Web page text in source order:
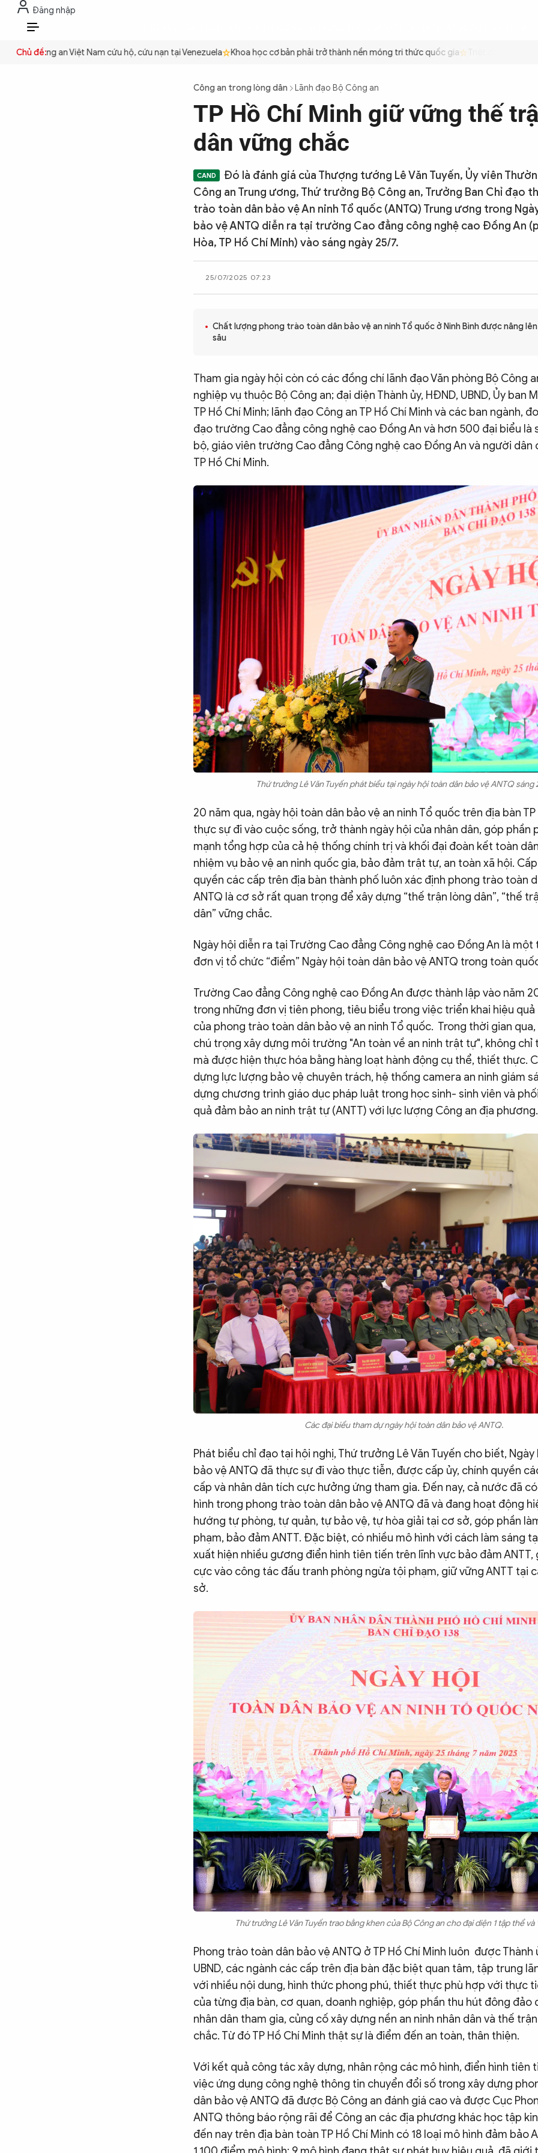
Đăng nhập
VI
Chủ đề:
Công an Việt Nam cứu hộ, cứu nạn tại Venezuela Khoa học cơ bản phải trở thành nền móng tri thức quốc gia Triệt để tiết kiệm
Công an trong lòng dân Lãnh đạo Bộ Công an
TP Hồ Chí Minh giữ vững thế
dân vững chắc
Đó là đánh giá của Thượng tướng Lê Văn Tuyến, Ủy viên
Công an Trung ương, Thứ trưởng Bộ Công an, Trưởng Ban Chỉ đạo
trào toàn dân bảo vệ An ninh Tổ quốc (ANTQ) Trung ương trong
bảo vệ ANTQ diễn ra tại trường Cao đẳng công nghệ cao Đồng An
Hòa, TP Hồ Chí Minh) vào sáng ngày 25/7.
25/07/2025 07:23
Chất lượng phong trào toàn dân bảo vệ an ninh Tổ quốc ở Ninh Bình được nâng
sâu
Tham gia ngày hội còn có các đồng chí lãnh đạo Văn phòng Bộ Công
nghiệp vụ thuộc Bộ Công an; đại diện Thành ủy, HĐND, UBND, Ủy ban
TP Hồ Chí Minh; lãnh đạo Công an TP Hồ Chí Minh và các ban ngành,
đạo trường Cao đẳng công nghệ cao Đồng An và hơn 500 đại biểu là
bộ, giáo viên trường Cao đẳng Công nghệ cao Đồng An và người dân
TP Hồ Chí Minh.
Thứ trưởng Lê Văn Tuyến phát biểu tại ngày hội toàn dân bảo vệ ANTQ sáng
20 năm qua, ngày hội toàn dân bảo vệ an ninh Tổ quốc trên địa bàn
thực sự đi vào cuộc sống, trở thành ngày hội của nhân dân, góp phần
mạnh tổng hợp của cả hệ thống chính trị và khối đại đoàn kết toàn
nhiệm vụ bảo vệ an ninh quốc gia, bảo đảm trật tự, an toàn xã hội.
quyền các cấp trên địa bàn thành phố luôn xác định phong trào toàn
ANTQ là cơ sở rất quan trọng để xây dựng “thế trận lòng dân”, “thế
dân” vững chắc.
Ngày hội diễn ra tại Trường Cao đẳng Công nghệ cao Đồng An là một
đơn vị tổ chức “điểm” Ngày hội toàn dân bảo vệ ANTQ trong toàn
Trường Cao đẳng Công nghệ cao Đồng An được thành lập vào năm
trong những đơn vị tiên phong, tiêu biểu trong việc triển khai hiệu
của phong trào toàn dân bảo vệ an ninh Tổ quốc. Trong thời gian
chú trọng xây dựng môi trường "An toàn về an ninh trật tự", không chỉ
mà được hiện thực hóa bằng hàng loạt hành động cụ thể, thiết thực.
dựng lực lượng bảo vệ chuyên trách, hệ thống camera an ninh giám
dựng chương trình giáo dục pháp luật trong học sinh- sinh viên và
quả đảm bảo an ninh trật tự (ANTT) với lực lượng Công an địa phương.
Các đại biểu tham dự ngày hội toàn dân bảo vệ ANTQ.
Phát biểu chỉ đạo tại hội nghị, Thứ trưởng Lê Văn Tuyến cho biết,
bảo vệ ANTQ đã thực sự đi vào thực tiễn, được cấp ủy, chính quyền
cấp và nhân dân tích cực hưởng ứng tham gia. Đến nay, cả nước đã
hình trong phong trào toàn dân bảo vệ ANTQ đã và đang hoạt động
hướng tự phòng, tự quản, tự bảo vệ, tự hòa giải tại cơ sở, góp phần
phạm, bảo đảm ANTT. Đặc biệt, có nhiều mô hình với cách làm sáng
xuất hiện nhiều gương điển hình tiên tiến trên lĩnh vực bảo đảm
cực vào công tác đấu tranh phòng ngừa tội phạm, giữ vững ANTT tại
sở.
Thứ trưởng Lê Văn Tuyến trao bằng khen của Bộ Công an cho đại diện 1 tập thể và
Phong trào toàn dân bảo vệ ANTQ ở TP Hồ Chí Minh luôn được Thành
UBND, các ngành các cấp trên địa bàn đặc biệt quan tâm, tập trung
với nhiều nội dung, hình thức phong phú, thiết thực phù hợp với thực
của từng địa bàn, cơ quan, doanh nghiệp, góp phần thu hút đông đảo
nhân dân tham gia, củng cố xây dựng nền an ninh nhân dân và thế
chắc. Từ đó TP Hồ Chí Minh thật sự là điểm đến an toàn, thân thiện.
Với kết quả công tác xây dựng, nhân rộng các mô hình, điển hình tiên
việc ứng dụng công nghệ thông tin chuyển đổi số trong xây dựng
dân bảo vệ ANTQ đã được Bộ Công an đánh giá cao và được Cục
ANTQ thông báo rộng rãi để Công an các địa phương khác học tập
đến nay trên địa bàn toàn TP Hồ Chí Minh có 18 loại mô hình đảm bảo